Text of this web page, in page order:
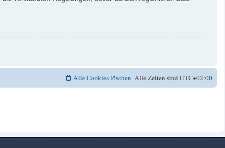
Alle Zeiten sindUTC+02:00
Alle Cookies löschen